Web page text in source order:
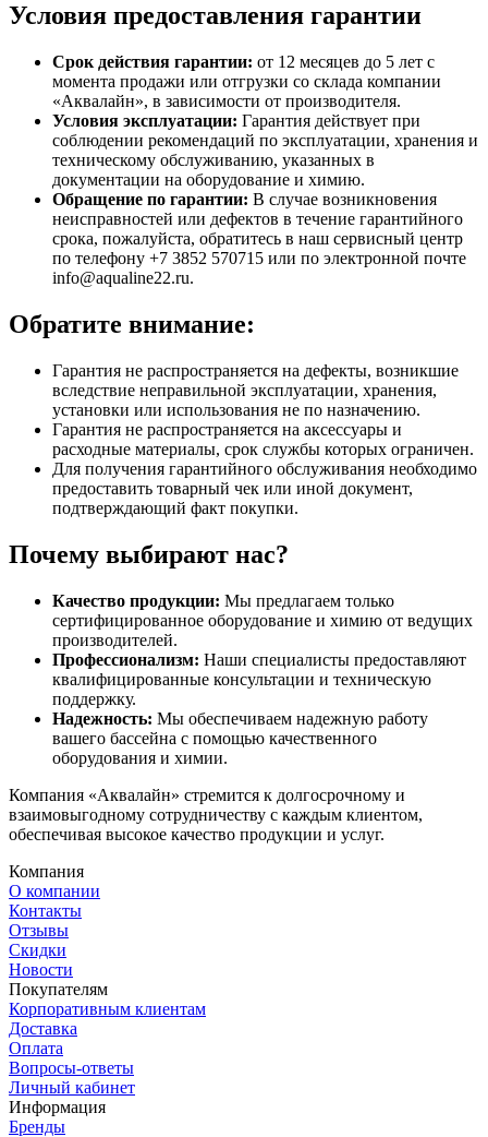
Условия предоставления гарантии
Срок действия гарантии: от 12 месяцев до 5 лет с
момента продажи или отгрузки со склада компании
«Аквалайн», в зависимости от производителя.
Условия эксплуатации: Гарантия действует при
соблюдении рекомендаций по эксплуатации, хранения и
техническому обслуживанию, указанных в
документации на оборудование и химию.
Обращение по гарантии: В случае возникновения
неисправностей или дефектов в течение гарантийного
срока, пожалуйста, обратитесь в наш сервисный центр
по телефону +7 3852 570715 или по электронной почте
info@aqualine22.ru.
Обратите внимание:
Гарантия не распространяется на дефекты, возникшие
вследствие неправильной эксплуатации, хранения,
установки или использования не по назначению.
Гарантия не распространяется на аксессуары и
расходные материалы, срок службы которых ограничен.
Для получения гарантийного обслуживания необходимо
предоставить товарный чек или иной документ,
подтверждающий факт покупки.
Почему выбирают нас?
Качество продукции: Мы предлагаем только
сертифицированное оборудование и химию от ведущих
производителей.
Профессионализм: Наши специалисты предоставляют
квалифицированные консультации и техническую
поддержку.
Надежность: Мы обеспечиваем надежную работу
вашего бассейна с помощью качественного
оборудования и химии.
Компания «Аквалайн» стремится к долгосрочному и
взаимовыгодному сотрудничеству с каждым клиентом,
обеспечивая высокое качество продукции и услуг.
Компания
О компании
Контакты
Отзывы
Скидки
Новости
Покупателям
Корпоративным клиентам
Доставка
Оплата
Вопросы-ответы
Личный кабинет
Информация
Бренды